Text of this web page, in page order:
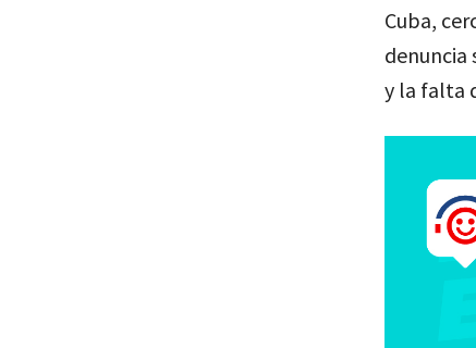
Cuba,
y la falta